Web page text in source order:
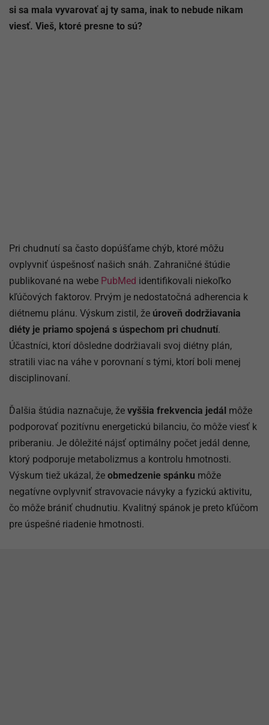
si sa mala vyvarovať aj ty sama, inak to nebude nikam
viesť. Vieš, ktoré presne to sú?
Pri chudnutí sa často dopúšťame chýb, ktoré môžu
ovplyvniť úspešnosť našich snáh. Zahraničné štúdie
publikované na webe PubMed identifikovali niekoľko
kľúčových faktorov. Prvým je nedostatočná adherencia k
diétnemu plánu. Výskum zistil, že úroveň dodržiavania
diéty je priamo spojená s úspechom pri chudnutí.
Účastníci, ktorí dôsledne dodržiavali svoj diétny plán,
stratili viac na váhe v porovnaní s tými, ktorí boli menej
disciplinovaní.
Ďalšia štúdia naznačuje, že vyššia frekvencia jedál môže
podporovať pozitívnu energetickú bilanciu, čo môže viesť k
priberaniu. Je dôležité nájsť optimálny počet jedál denne,
ktorý podporuje metabolizmus a kontrolu hmotnosti.
Výskum tiež ukázal, že obmedzenie spánku môže
negatívne ovplyvniť stravovacie návyky a fyzickú aktivitu,
čo môže brániť chudnutiu. Kvalitný spánok je preto kľúčom
pre úspešné riadenie hmotnosti.